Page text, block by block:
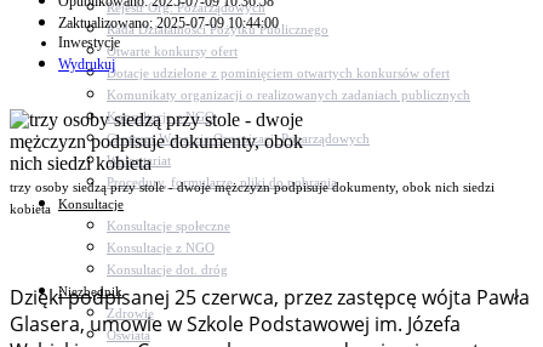
Rejestr Org. Pozarządowych
Rada Działalności Pożytku Publicznego
Otwarte konkursy ofert
Dotacje udzielone z pominięciem otwartych konkursów ofert
Komunikaty organizacji o realizowanych zadaniach publicznych
Konsultacje z NGO
Centrum Wsparcia Organizacji Pozarządowych
Wolontariat
Procedury, formularze, pliki do pobrania
Konsultacje
Konsultacje społeczne
Konsultacje z NGO
Konsultacje dot. dróg
Niezbędnik
Zdrowie
Oświata
Zaktualizowano: 2025-07-09 10:44:00
Inwestycje
Wydrukuj
trzy osoby siedzą przy stole - dwoje mężczyzn podpisuje dokumenty, obok nich siedzi
kobieta
Dzięki podpisanej 25 czerwca, przez zastępcę wójta Pawła
Glasera, umowie w Szkole Podstawowej im. Józefa